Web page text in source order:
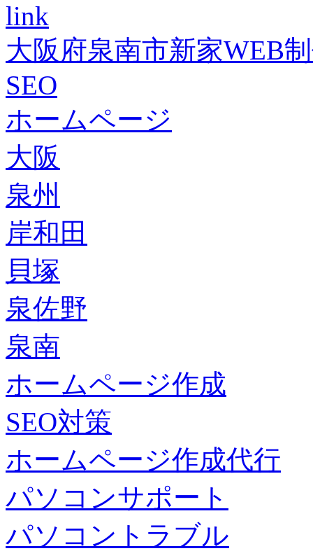
link
大阪府泉南市新家WEB
SEO
ホームページ
大阪
泉州
岸和田
貝塚
泉佐野
泉南
ホームページ作成
SEO対策
ホームページ作成代行
パソコンサポート
パソコントラブル